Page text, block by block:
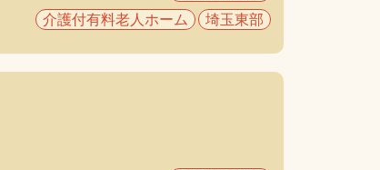
介護付有料老人ホーム
埼玉東部